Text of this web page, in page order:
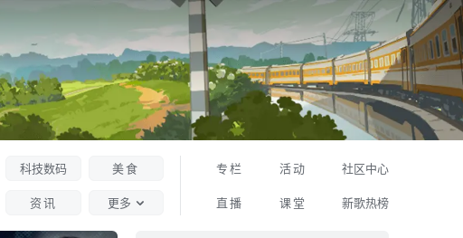
科技数码
资讯
美食
更多
专栏
直播
活动
课堂
社区中心
新歌热榜